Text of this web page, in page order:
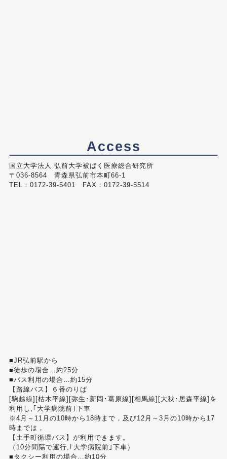
Access
国立大学法人 弘前大学被ばく医療総合研究所
〒036-8564 青森県弘前市本町66-1
TEL：0172-39-5401 FAX：0172-39-5514
■JR弘前駅から
■徒歩の場合…約25分
■バス利用の場合…約15分
【路線バス】６番のりば
[駒越線][枯木平線][弥生･新岡･葛原線][相馬線][大秋･居森平線]を
利用し,｢大学病院前｣下車
※4月～11月の10時から18時まで，及び12月～3月の10時から17
時までは，
【土手町循環バス】が利用できます。
（10分間隔で運行,｢大学病院前｣下車）
■タクシー利用の場合…約10分